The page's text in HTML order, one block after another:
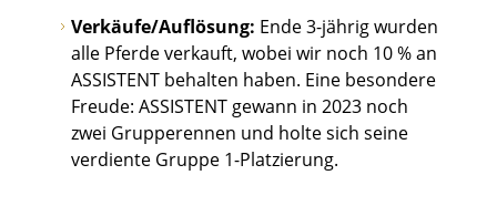
Verkäufe/Auflösung: Ende 3-jährig wurden
alle Pferde verkauft, wobei wir noch 10 % an
ASSISTENT behalten haben. Eine besondere
Freude: ASSISTENT gewann in 2023 noch
zwei Grupperennen und holte sich seine
verdiente Gruppe 1-Platzierung.